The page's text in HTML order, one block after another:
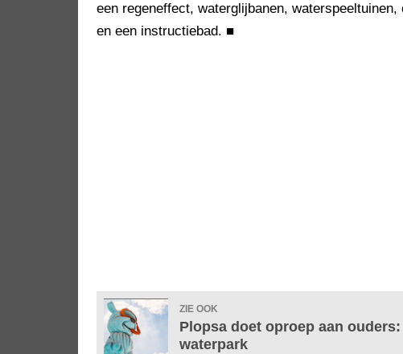
een regeneffect, waterglijbanen,
en een instructiebad. ■
ZIE OOK
Plopsa doet oproep aan
waterpark